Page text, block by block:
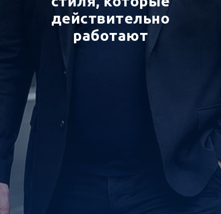
действительно
работают